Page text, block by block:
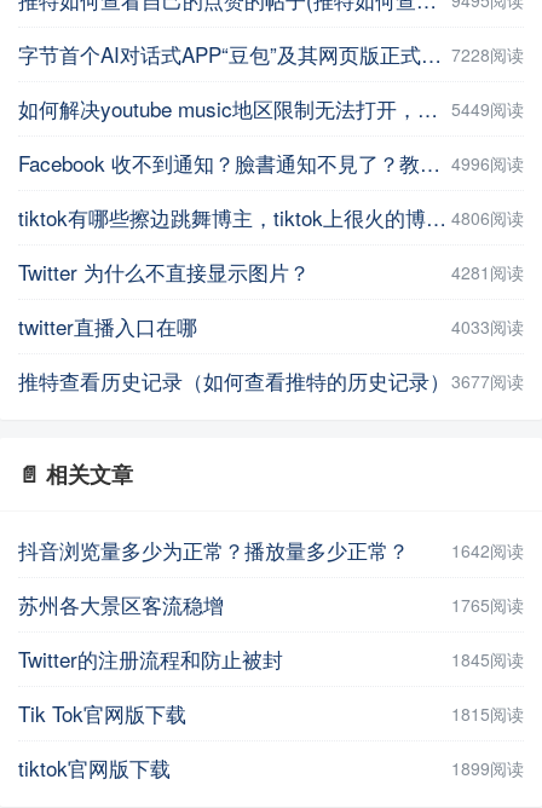
字节首个AI对话式APP“豆包”及其网页版正式上线 7228阅读
如何解决youtube music地区限制无法打开，并在手机上进行下载操作 5449阅读
Facebook 收不到通知？臉書通知不見了？教你5招輕鬆解決 | iPhoneTipSo 4996阅读
tiktok有哪些擦边跳舞博主，tiktok上很火的博主盘点 4806阅读
Twitter 为什么不直接显示图片？ 4281阅读
twitter直播入口在哪 4033阅读
推特查看历史记录（如何查看推特的历史记录） 3677阅读
📄 相关文章
抖音浏览量多少为正常？播放量多少正常？ 1642阅读
苏州各大景区客流稳增 1765阅读
Twitter的注册流程和防止被封 1845阅读
Tik Tok官网版下载 1815阅读
tiktok官网版下载 1899阅读